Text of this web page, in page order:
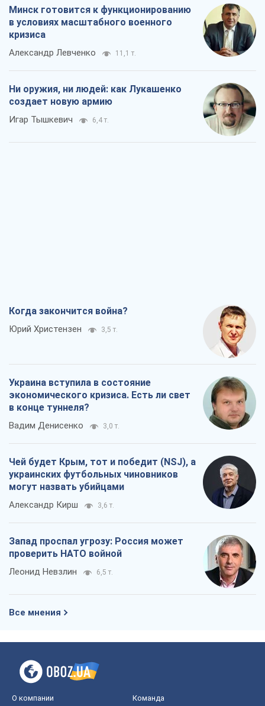
Минск готовится к функционированию
в условиях масштабного военного
кризиса
Александр Левченко 11,1 т.
Ни оружия, ни людей: как Лукашенко
создает новую армию
Игар Тышкевич 6,4 т.
Когда закончится война?
Юрий Христензен 3,5 т.
Украина вступила в состояние
экономического кризиса. Есть ли свет
в конце туннеля?
Вадим Денисенко 3,0 т.
Чей будет Крым, тот и победит (NSJ), а
украинских футбольных чиновников
могут назвать убийцами
Александр Кирш 3,6 т.
Запад проспал угрозу: Россия может
проверить НАТО войной
Леонид Невзлин 6,5 т.
Все мнения
О компании Команда